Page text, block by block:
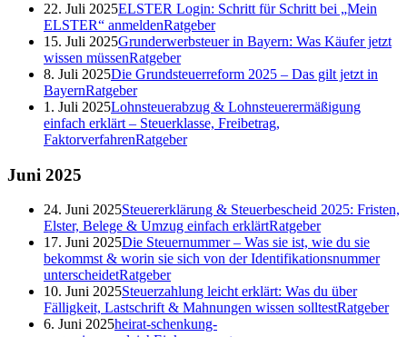
22. Juli 2025ELSTER Login: Schritt für Schritt bei „Mein
ELSTER“ anmeldenRatgeber
15. Juli 2025Grunderwerbsteuer in Bayern: Was Käufer jetzt
wissen müssenRatgeber
8. Juli 2025Die Grundsteuerreform 2025 – Das gilt jetzt in
BayernRatgeber
1. Juli 2025Lohnsteuerabzug & Lohnsteuerermäßigung
einfach erklärt – Steuerklasse, Freibetrag,
FaktorverfahrenRatgeber
Juni 2025
24. Juni 2025Steuererklärung & Steuerbescheid 2025: Fristen,
Elster, Belege & Umzug einfach erklärtRatgeber
17. Juni 2025Die Steuernummer – Was sie ist, wie du sie
bekommst & worin sie sich von der Identifikationsnummer
unterscheidetRatgeber
10. Juni 2025Steuerzahlung leicht erklärt: Was du über
Fälligkeit, Lastschrift & Mahnungen wissen solltestRatgeber
6. Juni 2025heirat-schenkung-